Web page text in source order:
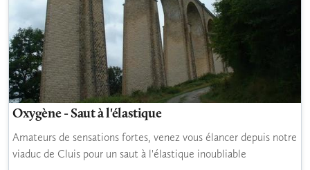
Oxygène - Saut à l'élastique
Amateurs de sensations fortes, venez vous élancer depuis notre
viaduc de Cluis pour un saut à l'élastique inoubliable